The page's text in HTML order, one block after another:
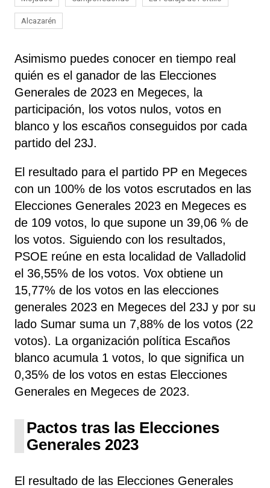
Alcazarén
Asimismo puedes conocer en tiempo real
quién es el ganador de las Elecciones
Generales de 2023 en Megeces, la
participación, los votos nulos, votos en
blanco y los escaños conseguidos por cada
partido del 23J.
El resultado para el partido PP en Megeces
con un 100% de los votos escrutados en las
Elecciones Generales 2023 en Megeces es
de 109 votos, lo que supone un 39,06 % de
los votos. Siguiendo con los resultados,
PSOE reúne en esta localidad de Valladolid
el 36,55% de los votos. Vox obtiene un
15,77% de los votos en las elecciones
generales 2023 en Megeces del 23J y por su
lado Sumar suma un 7,88% de los votos (22
votos). La organización política Escaños
blanco acumula 1 votos, lo que significa un
0,35% de los votos en estas Elecciones
Generales en Megeces de 2023.
Pactos tras las Elecciones
Generales 2023
El resultado de las Elecciones Generales